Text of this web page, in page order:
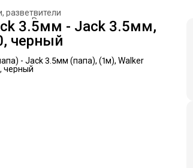
разветвители
Разветвители
3.5мм - Jack 3.5мм,
черный
- Jack 3.5мм (папа), (1м), Walker
черный